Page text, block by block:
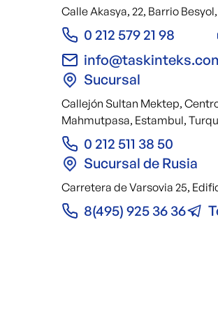
Calle Akasya, 22, Barrio
0 212 579 21 98
Sucursal
Callejón Sultan Mektep,
Mahmutpasa, Estambul,
0 212 511 38 50
Sucursal de Rusia
Carretera de Varsovia 25,
8(495) 925 36 36